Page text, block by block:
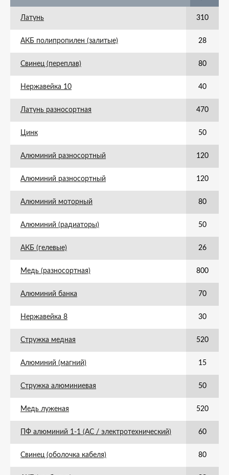
Латунь 310
АКБ полипропилен (залитые) 28
Свинец (переплав) 80
Нержавейка 10 40
Латунь разносортная 470
Цинк 50
Алюминий разносортный 120
Алюминий разносортный 120
Алюминий моторный 80
Алюминий (радиаторы) 50
АКБ (гелевые) 26
Медь (разносортная) 800
Алюминий банка 70
Нержавейка 8 30
Стружка медная 520
Алюминий (магний) 15
Стружка алюминиевая 50
Медь луженая 520
ПФ алюминий 1-1 (АС / электротехнический) 60
Свинец (оболочка кабеля) 80